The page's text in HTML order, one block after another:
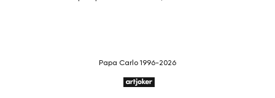
Papa Carlo 1996-2026